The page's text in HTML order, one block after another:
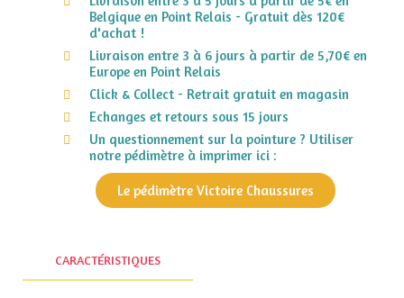
Belgique en Point Relais - Gratuit dès 120€
d'achat !
Livraison entre 3 à 6 jours à partir de 5,70€ en
Europe en Point Relais
Click & Collect - Retrait gratuit en magasin
Echanges et retours sous 15 jours
Un questionnement sur la pointure ? Utiliser
notre pédimètre à imprimer ici :
Le pédimètre Victoire Chaussures
CARACTÉRISTIQUES